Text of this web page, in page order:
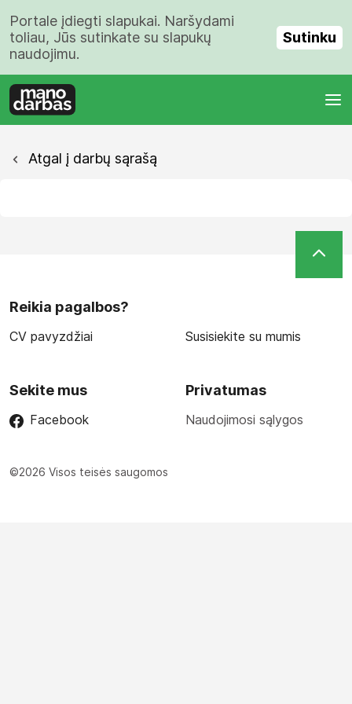
Portale įdiegti slapukai. Naršydami
toliau, Jūs sutinkate su slapukų
naudojimu.
Sutinku
Atgal į darbų sąrašą
Reikia pagalbos?
CV pavyzdžiai Susisiekite su mumis
Sekite mus
Facebook
Privatumas
Naudojimosi sąlygos
©2026 Visos teisės saugomos